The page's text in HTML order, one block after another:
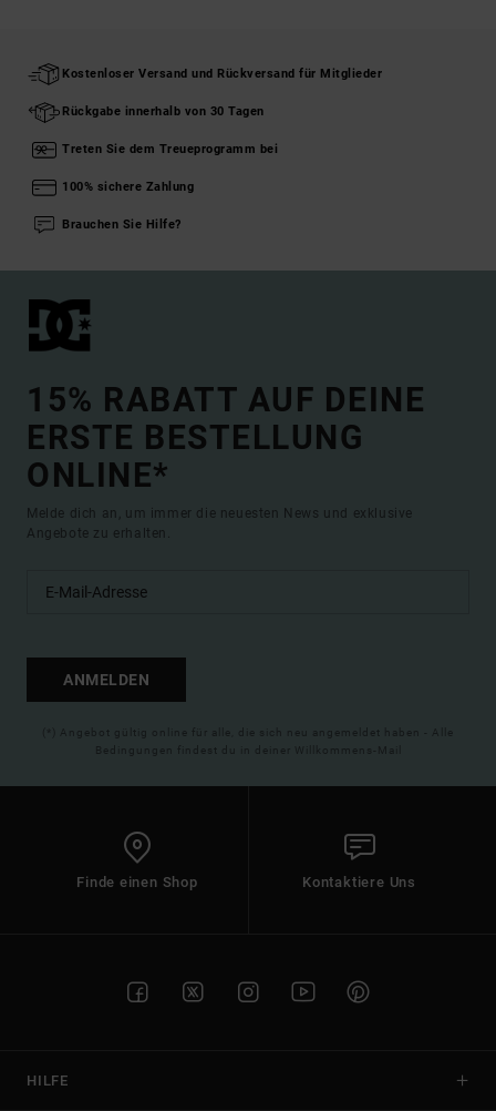
Kostenloser Versand und Rückversand für Mitglieder
Rückgabe innerhalb von 30 Tagen
Treten Sie dem Treueprogramm bei
100% sichere Zahlung
Brauchen Sie Hilfe?
15% RABATT AUF DEINE
ERSTE BESTELLUNG
ONLINE*
Melde dich an, um immer die neuesten News und exklusive
Angebote zu erhalten.
ANMELDEN
(*) Angebot gültig online für alle, die sich neu angemeldet haben - Alle
Bedingungen findest du in deiner Willkommens-Mail
Finde einen Shop Kontaktiere Uns
HILFE